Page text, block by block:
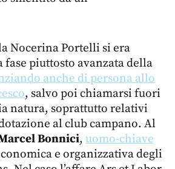
Nocerina Portelli si era
fase piuttosto avanzata della
anche di persona allo
, salvo poi chiamarsi fuori
natura, soprattutto relativi
al club campano. Al
Bonnici, uomo-chiave
e organizzativa degli